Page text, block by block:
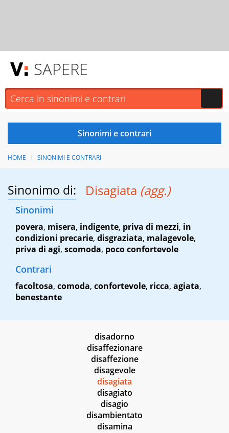
SAPERE
HOME SINONIMI E CONTRARI
Sinonimo di: Disagiata (agg.)
Sinonimi
povera, misera, indigente, priva di mezzi, in
condizioni precarie, disgraziata, malagevole,
priva di agi, scomoda, poco confortevole
Contrari
facoltosa, comoda, confortevole, ricca, agiata,
benestante
disadorno
disaffezionare
disaffezione
disagevole
disagiata
disagiato
disagio
disambientato
disamina